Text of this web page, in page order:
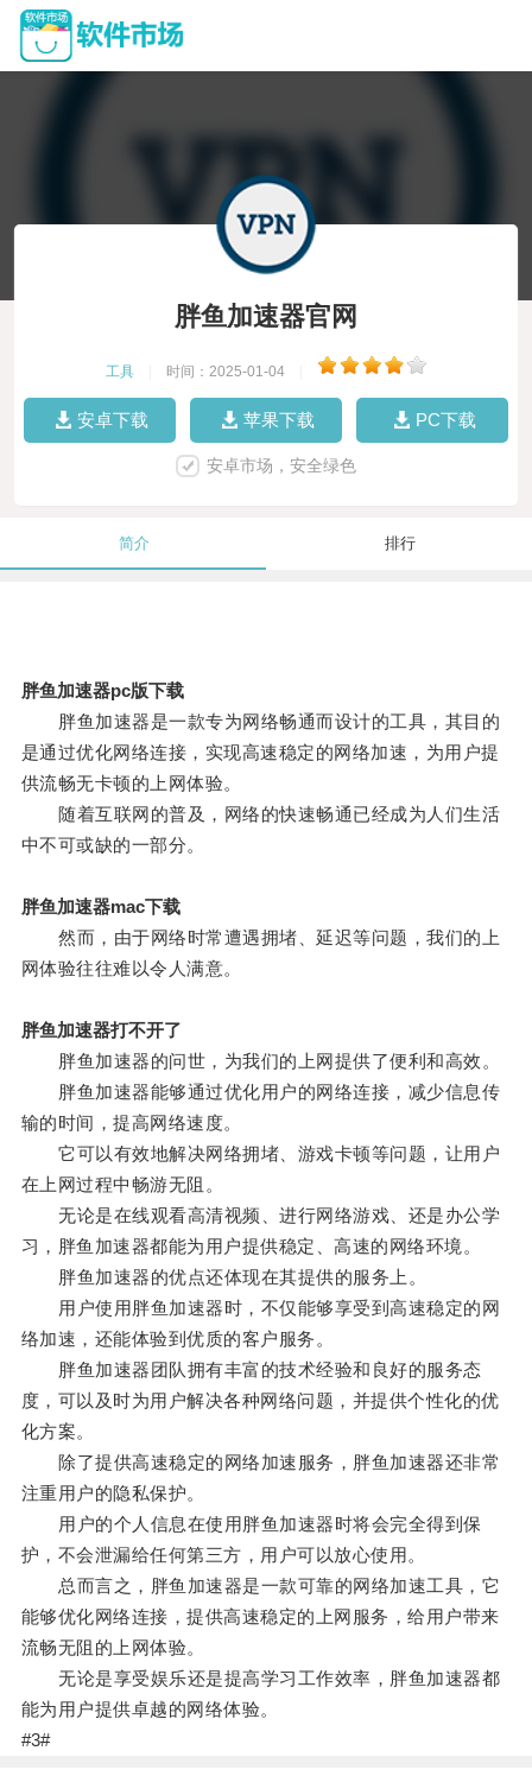
胖鱼加速器官网
工具 时间：2025-01-04
安卓下载 苹果下载 PC下载
安卓市场，安全绿色
简介 排行
胖鱼加速器pc版下载
胖鱼加速器是一款专为网络畅通而设计的工具，其目的
是通过优化网络连接，实现高速稳定的网络加速，为用户提
供流畅无卡顿的上网体验。
随着互联网的普及，网络的快速畅通已经成为人们生活
中不可或缺的一部分。
胖鱼加速器mac下载
然而，由于网络时常遭遇拥堵、延迟等问题，我们的上
网体验往往难以令人满意。
胖鱼加速器打不开了
胖鱼加速器的问世，为我们的上网提供了便利和高效。
胖鱼加速器能够通过优化用户的网络连接，减少信息传
输的时间，提高网络速度。
它可以有效地解决网络拥堵、游戏卡顿等问题，让用户
在上网过程中畅游无阻。
无论是在线观看高清视频、进行网络游戏、还是办公学
习，胖鱼加速器都能为用户提供稳定、高速的网络环境。
胖鱼加速器的优点还体现在其提供的服务上。
用户使用胖鱼加速器时，不仅能够享受到高速稳定的网
络加速，还能体验到优质的客户服务。
胖鱼加速器团队拥有丰富的技术经验和良好的服务态
度，可以及时为用户解决各种网络问题，并提供个性化的优
化方案。
除了提供高速稳定的网络加速服务，胖鱼加速器还非常
注重用户的隐私保护。
用户的个人信息在使用胖鱼加速器时将会完全得到保
护，不会泄漏给任何第三方，用户可以放心使用。
总而言之，胖鱼加速器是一款可靠的网络加速工具，它
能够优化网络连接，提供高速稳定的上网服务，给用户带来
流畅无阻的上网体验。
无论是享受娱乐还是提高学习工作效率，胖鱼加速器都
能为用户提供卓越的网络体验。
#3#